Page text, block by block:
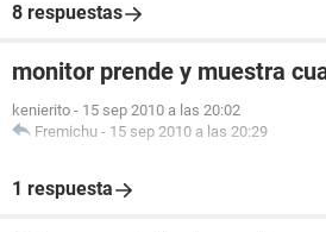
8 respuestas
monitor prende y muestra
kenierito - 15 sep 2010 a las 20:02
Fremichu - 15 sep 2010 a las 20:29
1 respuesta